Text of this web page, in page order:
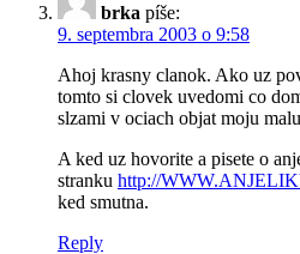
brka píše:
9. septembra 2003 o 9:58
Ahoj krasny clanok. Ako uz
tomto si clovek uvedomi co
slzami v ociach objat moju
A ked uz hovorite a pisete o
stranku http://
ked smutna.
Reply